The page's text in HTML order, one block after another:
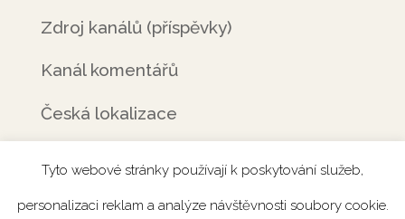
Zdroj kanálů (příspěvky)
Kanál komentářů
Česká lokalizace
Úvod Rezervace Menu Fotogalerie
Tyto webové stránky používají k poskytování služeb,
personalizaci reklam a analýze návštěvnosti soubory cookie.